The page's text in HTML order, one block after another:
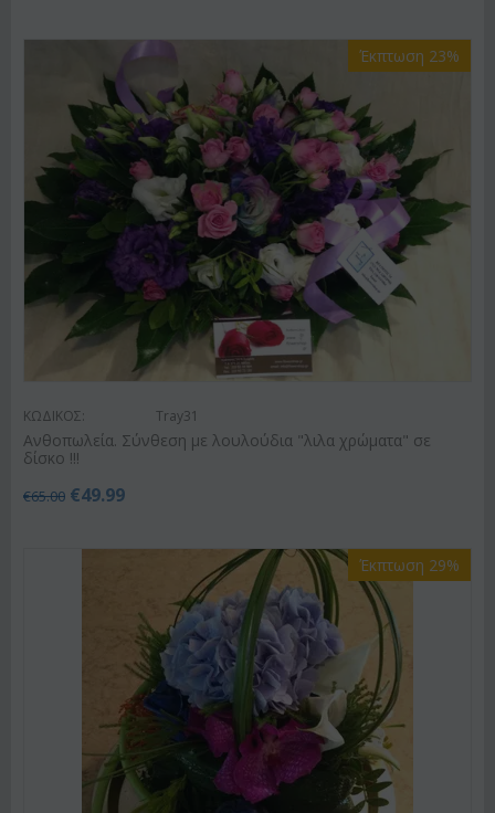
Έκπτωση 23%
ΚΩΔΙΚΟΣ: Tray31
Ανθοπωλεία. Σύνθεση με λουλούδια "λιλα χρώματα" σε
δίσκο !!!
€65.00 €49.99
Έκπτωση 29%